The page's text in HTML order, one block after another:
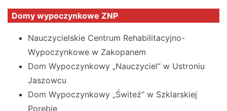
Domy wypoczynkowe ZNP
Nauczycielskie Centrum Rehabilitacyjno-
Wypoczynkowe w Zakopanem
Dom Wypoczynkowy „Nauczyciel” w Ustroniu
Jaszowcu
Dom Wypoczynkowy „Świteź” w Szklarskiej
Porębie